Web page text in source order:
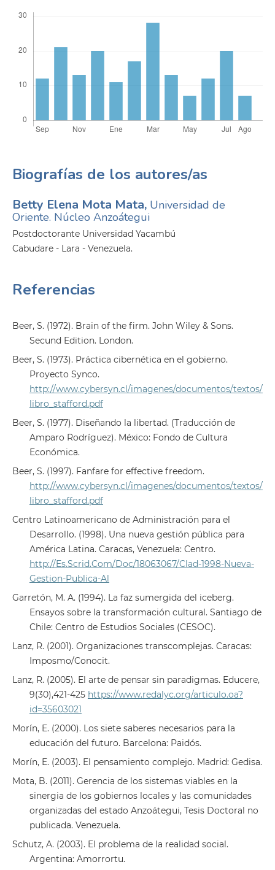
Biografías de los autores/as
Betty Elena Mota Mata, Universidad de
Oriente. Núcleo Anzoátegui
Postdoctorante Universidad Yacambú
Cabudare - Lara - Venezuela.
Referencias
Beer, S. (1972). Brain of the firm. John Wiley & Sons.
Secund Edition. London.
Beer, S. (1973). Práctica cibernética en el gobierno.
Proyecto Synco.
http://www.cybersyn.cl/imagenes/documentos/textos/
libro_stafford.pdf
Beer, S. (1977). Diseñando la libertad. (Traducción de
Amparo Rodríguez). México: Fondo de Cultura
Económica.
Beer, S. (1997). Fanfare for effective freedom.
http://www.cybersyn.cl/imagenes/documentos/textos/
libro_stafford.pdf
Centro Latinoamericano de Administración para el
Desarrollo. (1998). Una nueva gestión pública para
América Latina. Caracas, Venezuela: Centro.
http://Es.Scrid.Com/Doc/18063067/Clad-1998-Nueva-
Gestion-Publica-Al
Garretón, M. A. (1994). La faz sumergida del iceberg.
Ensayos sobre la transformación cultural. Santiago de
Chile: Centro de Estudios Sociales (CESOC).
Lanz, R. (2001). Organizaciones transcomplejas. Caracas:
Imposmo/Conocit.
Lanz, R. (2005). El arte de pensar sin paradigmas. Educere,
9(30),421-425 https://www.redalyc.org/articulo.oa?
id=35603021
Morín, E. (2000). Los siete saberes necesarios para la
educación del futuro. Barcelona: Paidós.
Morín, E. (2003). El pensamiento complejo. Madrid: Gedisa.
Mota, B. (2011). Gerencia de los sistemas viables en la
sinergia de los gobiernos locales y las comunidades
organizadas del estado Anzoátegui, Tesis Doctoral no
publicada. Venezuela.
Schutz, A. (2003). El problema de la realidad social.
Argentina: Amorrortu.